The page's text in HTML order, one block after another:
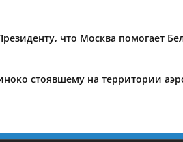
что Москва помогает
стоявшему на территории